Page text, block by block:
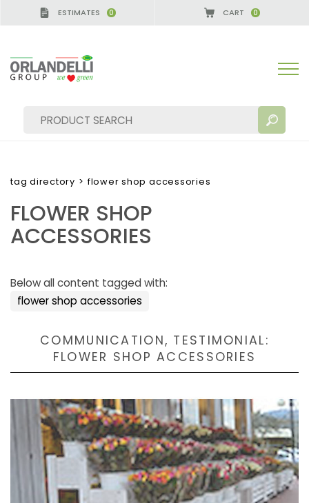
ESTIMATES 0 CART 0
SEARCH RESULTS:
MORE RESULTS FOR YOU:
tag directory > flower shop accessories
FLOWER SHOP
ACCESSORIES
Below all content tagged with:
flower shop accessories
COMMUNICATION, TESTIMONIAL:
FLOWER SHOP ACCESSORIES
- SPONSOR